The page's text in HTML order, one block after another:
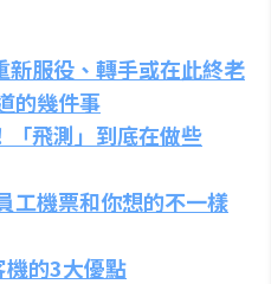
新服役、轉手或在此終老
的幾件事
「飛測」到底在做些
工機票和你想的不一樣
的3大優點